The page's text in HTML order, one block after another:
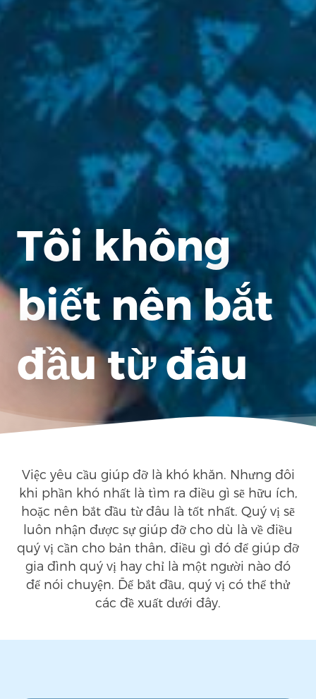
Tôi không
biết nên bắt
đầu từ đâu
Việc yêu cầu giúp đỡ là khó khăn. Nhưng đôi
khi phần khó nhất là tìm ra điều gì sẽ hữu ích,
hoặc nên bắt đầu từ đâu là tốt nhất. Quý vị sẽ
luôn nhận được sự giúp đỡ cho dù là về điều
quý vị cần cho bản thân, điều gì đó để giúp đỡ
gia đình quý vị hay chỉ là một người nào đó
để nói chuyện. Để bắt đầu, quý vị có thể thử
các đề xuất dưới đây.